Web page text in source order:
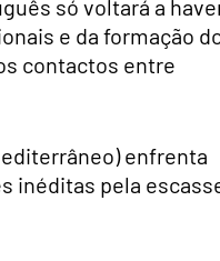
só voltará a
e da formação
contactos entre
enfrenta
inéditas pela